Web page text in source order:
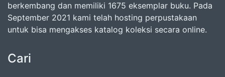
berkembang dan memiliki 1675 eksemplar buku. Pada
September 2021 kami telah hosting perpustakaan
untuk bisa mengakses katalog koleksi secara online.
Cari